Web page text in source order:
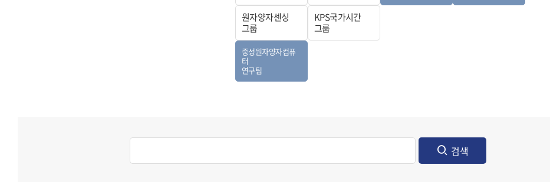
원자양자센싱
그룹
중성원자양자컴퓨
터
연구팀
KPS국가시간
그룹
검색